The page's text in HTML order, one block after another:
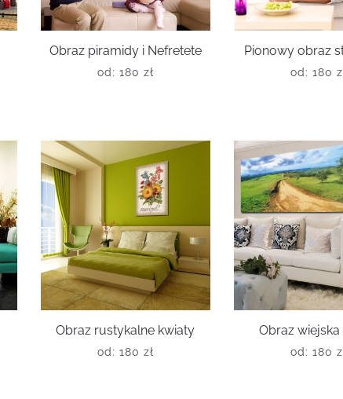
Obraz piramidy i Nefretete
od: 180 zł
Pionowy obraz
od: 180
Obraz rustykalne kwiaty
od: 180 zł
Obraz
od: 180